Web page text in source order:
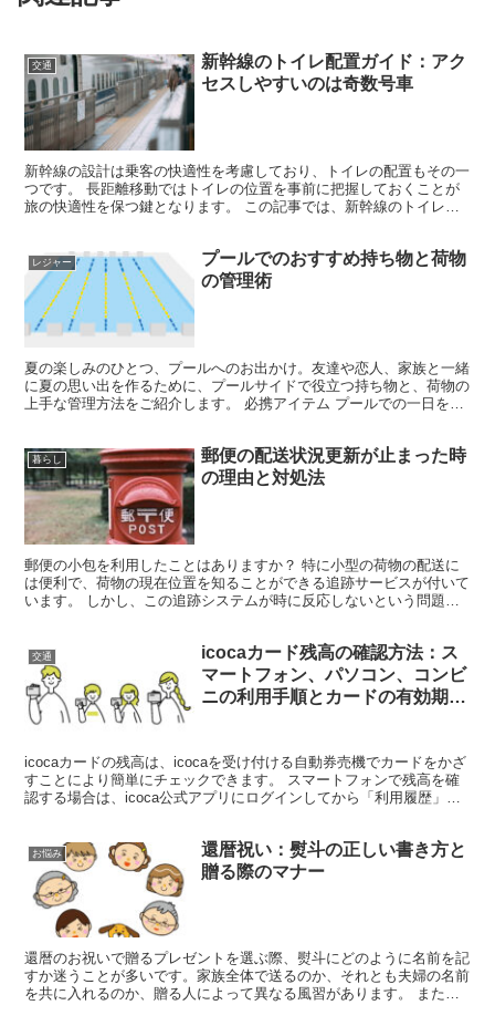
交通
新幹線のトイレ配置ガイド：アク
セスしやすいのは奇数号車
新幹線の設計は乗客の快適性を考慮しており、トイレの配置もその一
つです。 長距離移動ではトイレの位置を事前に把握しておくことが
旅の快適性を保つ鍵となります。 この記事では、新幹線のトイレと
レジャー
プールでのおすすめ持ち物と荷物
の管理術
夏の楽しみのひとつ、プールへのお出かけ。友達や恋人、家族と一緒
に夏の思い出を作るために、プールサイドで役立つ持ち物と、荷物の
上手な管理方法をご紹介します。 必携アイテム プールでの一日を快
暮らし
郵便の配送状況更新が止まった時
の理由と対処法
郵便の小包を利用したことはありますか？ 特に小型の荷物の配送に
は便利で、荷物の現在位置を知ることができる追跡サービスが付いて
います。 しかし、この追跡システムが時に反応しないという問題が
交通
icocaカード残高の確認方法：ス
マートフォン、パソコン、コンビ
ニの利用手順とカードの有効期間
icocaカードの残高は、icocaを受け付ける自動券売機でカードをかざ
すことにより簡単にチェックできます。 スマートフォンで残高を確
認する場合は、icoca公式アプリにログインしてから「利用履歴」を
お悩み
還暦祝い：熨斗の正しい書き方と
贈る際のマナー
還暦のお祝いで贈るプレゼントを選ぶ際、熨斗にどのように名前を記
すか迷うことが多いです。家族全体で送るのか、それとも夫婦の名前
を共に入れるのか、贈る人によって異なる風習があります。 また、